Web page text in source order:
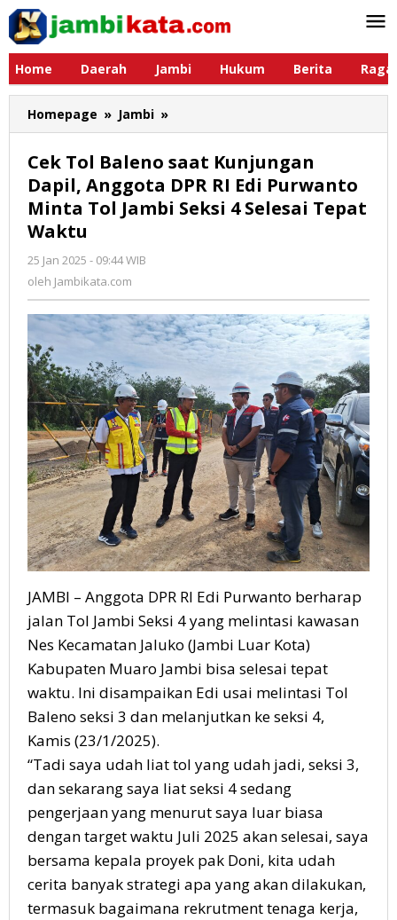
Lewati
konten
Home
Daerah Jambi Hukum Berita
Homepage » Jambi »
Tol
saat
Kunjungan
Dapil,
Purwanto
Minta
Tol
Jambi
Seksi
4
Selesai
Tepat
Waktu
Cek Tol Baleno saat Kunjungan
Dapil, Anggota DPR RI Edi Purwanto
Minta Tol Jambi Seksi 4 Selesai Tepat
Waktu
25 Jan 2025 - 09:44 WIB
oleh Jambikata.com
JAMBI – Anggota DPR RI Edi Purwanto berharap
jalan Tol Jambi Seksi 4 yang melintasi kawasan
Nes Kecamatan Jaluko (Jambi Luar Kota)
Kabupaten Muaro Jambi bisa selesai tepat
waktu. Ini disampaikan Edi usai melintasi Tol
Baleno seksi 3 dan melanjutkan ke seksi 4,
Kamis (23/1/2025).
“Tadi saya udah liat tol yang udah jadi, seksi 3,
dan sekarang saya liat seksi 4 sedang
pengerjaan yang menurut saya luar biasa
dengan target waktu Juli 2025 akan selesai, saya
bersama kepala proyek pak Doni, kita udah
cerita banyak strategi apa yang akan dilakukan,
termasuk bagaimana rekrutment tenaga kerja,